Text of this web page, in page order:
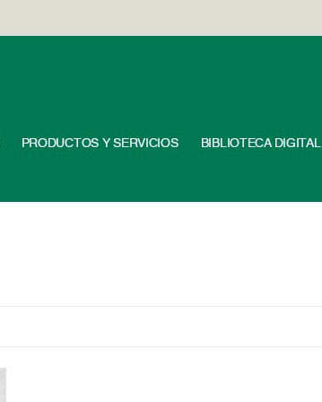
PRODUCTOS Y SERVICIOS BIBLIOTECA DIGITAL